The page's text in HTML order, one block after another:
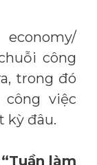
công
trong đó
việc
kỳ đâu.
“Tuần làm